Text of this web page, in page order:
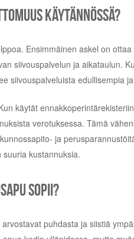
käytännössä?
Ensimmäinen askel on
siivouspalvelun ja aikataulun.
siivouspalveluista edullisempia
käytät
verotuksessa. Tämä
ja
kustannuksia.
sopii?
puhdasta ja siistiä